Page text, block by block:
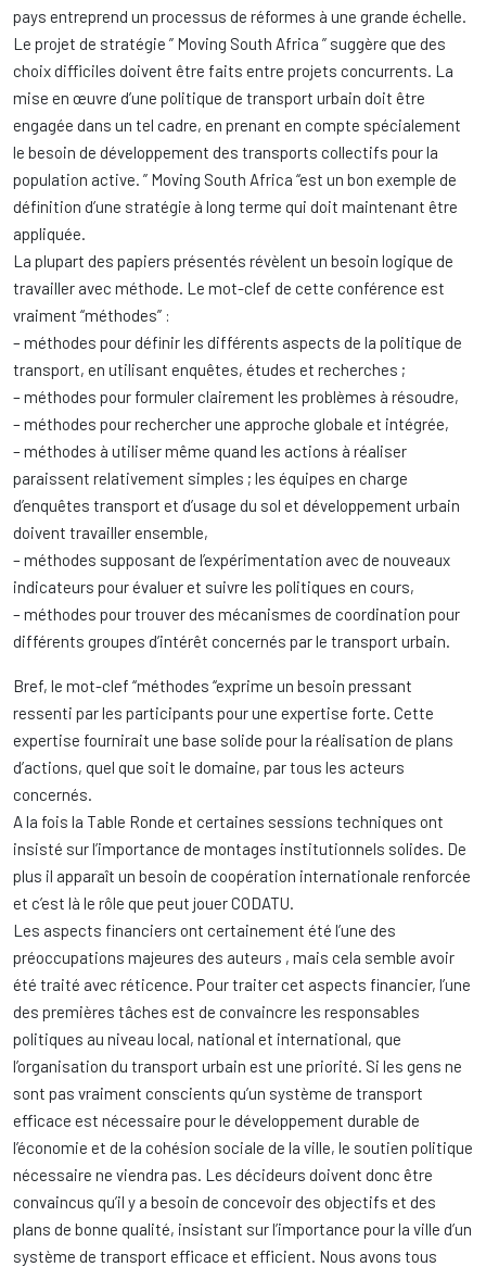
pays entreprend un processus de réformes à une grande échelle.
Le projet de stratégie ” Moving South Africa ” suggère que des
choix difficiles doivent être faits entre projets concurrents. La
mise en œuvre d’une politique de transport urbain doit être
engagée dans un tel cadre, en prenant en compte spécialement
le besoin de développement des transports collectifs pour la
population active. ” Moving South Africa “est un bon exemple de
définition d’une stratégie à long terme qui doit maintenant être
appliquée.
La plupart des papiers présentés révèlent un besoin logique de
travailler avec méthode. Le mot-clef de cette conférence est
vraiment “méthodes” :
– méthodes pour définir les différents aspects de la politique de
transport, en utilisant enquêtes, études et recherches ;
– méthodes pour formuler clairement les problèmes à résoudre,
– méthodes pour rechercher une approche globale et intégrée,
– méthodes à utiliser même quand les actions à réaliser
paraissent relativement simples ; les équipes en charge
d’enquêtes transport et d’usage du sol et développement urbain
doivent travailler ensemble,
– méthodes supposant de l’expérimentation avec de nouveaux
indicateurs pour évaluer et suivre les politiques en cours,
– méthodes pour trouver des mécanismes de coordination pour
différents groupes d’intérêt concernés par le transport urbain.
Bref, le mot-clef “méthodes “exprime un besoin pressant
ressenti par les participants pour une expertise forte. Cette
expertise fournirait une base solide pour la réalisation de plans
d’actions, quel que soit le domaine, par tous les acteurs
concernés.
A la fois la Table Ronde et certaines sessions techniques ont
insisté sur l’importance de montages institutionnels solides. De
plus il apparaît un besoin de coopération internationale renforcée
et c’est là le rôle que peut jouer CODATU.
Les aspects financiers ont certainement été l’une des
préoccupations majeures des auteurs , mais cela semble avoir
été traité avec réticence. Pour traiter cet aspects financier, l’une
des premières tâches est de convaincre les responsables
politiques au niveau local, national et international, que
l’organisation du transport urbain est une priorité. Si les gens ne
sont pas vraiment conscients qu’un système de transport
efficace est nécessaire pour le développement durable de
l’économie et de la cohésion sociale de la ville, le soutien politique
nécessaire ne viendra pas. Les décideurs doivent donc être
convaincus qu’il y a besoin de concevoir des objectifs et des
plans de bonne qualité, insistant sur l’importance pour la ville d’un
système de transport efficace et efficient. Nous avons tous